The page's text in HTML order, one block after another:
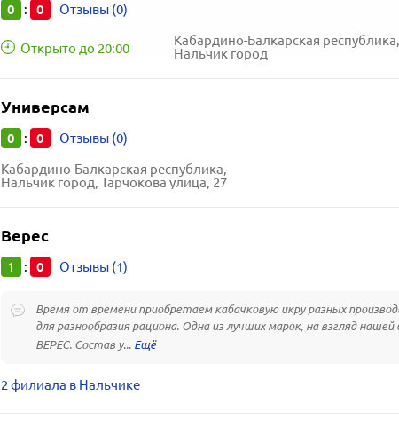
0 : 0 Отзывы (0)
Открыто до 20:00
Кабардино-Балкарская республика,
Нальчик город
Универсам
0 : 0 Отзывы (0)
Кабардино-Балкарская республика,
Нальчик город, Тарчокова улица, 27
Верес
1 : 0 Отзывы (1)
Время от времени приобретаем кабачковую икру разных
для разнообразия рациона. Одна из лучших марок, на взгляд нашей
ВЕРЕС. Состав у...
2 филиала в Нальчике